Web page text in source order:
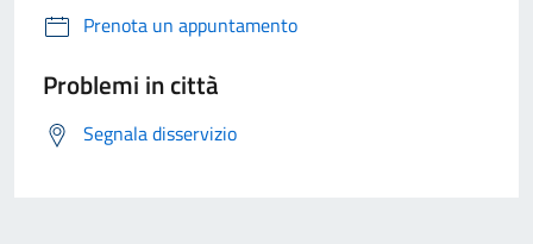
Prenota un appuntamento
Problemi in città
Segnala disservizio